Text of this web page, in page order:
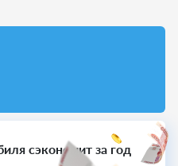
сэкономит за год